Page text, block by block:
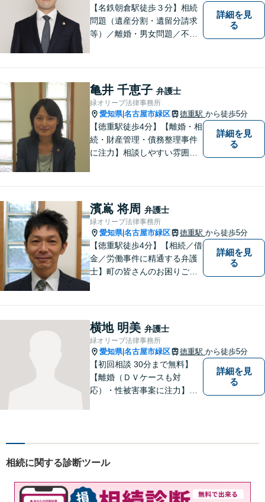
【名鉄朝倉駅徒歩３分】相続
問題（遺産分割・遺留分請求
等）／離婚・男女問題／不動
多数。
詳細を見
る
亀井 千恵子 弁護士
緑オリーブ法律事務所
愛知県|名古屋市緑区 徳重駅 から徒歩5分
【徳重駅徒歩4分】【離婚・相
続・財産管理・債務整理事件
に注力】相談しやすい雰囲気
詳細を見
る
濱嶌 将周 弁護士
緑オリーブ法律事務所
愛知県|名古屋市緑区 徳重駅 から徒歩5分
【徳重駅徒歩4分】【相続／借
金／労働事件に精通する弁護
士】町の皆さんのお困りごと
バー等の情報問題にも意欲高
く取り組みます。お困りごと
があれば。お気軽にご相談く
ださい。
詳細を見
る
横地 明美 弁護士
緑オリーブ法律事務所
愛知県|名古屋市緑区 徳重駅 から徒歩5分
【初回相談 30分まで無料】
【離婚（ＤＶケースも対
応）・性被害事案に注力】
詳細を見
る
相続に関する診断ツール